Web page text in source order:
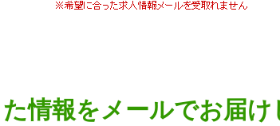
情報をメールでお届け